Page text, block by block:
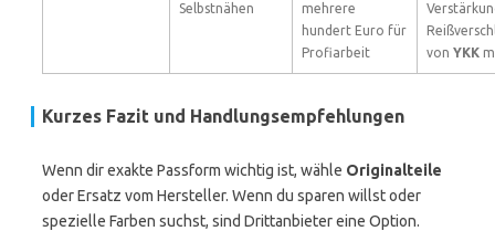
Selbstnähen
mehrere
hundert Euro für
Profiarbeit
von YKK
Kurzes Fazit und Handlungsempfehlungen
Wenn dir exakte Passform wichtig ist, wähle Originalteile
oder Ersatz vom Hersteller. Wenn du sparen willst oder
spezielle Farben suchst, sind Drittanbieter eine Option.